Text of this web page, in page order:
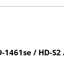
/ HD-S2